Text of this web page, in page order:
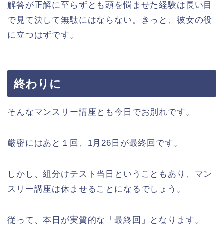
解答が正解に至らずとも頭を悩ませた経験は長い目
で見て決して無駄にはならない。きっと、彼女の役
に立つはずです。
終わりに
そんなマンスリー講座とも今日でお別れです。
厳密にはあと１回、1月26日が最終回です。
しかし、組分けテスト当日ということもあり、マン
スリー講座は休ませることになるでしょう。
従って、本日が実質的な「最終回」となります。